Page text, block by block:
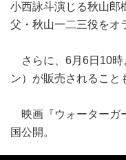
小西詠斗演じる秋⼭郎
父・秋⼭一二三役をオ
さらに、6月6日10時
ン）が販売されること
映画『ウォーターガ
国公開。